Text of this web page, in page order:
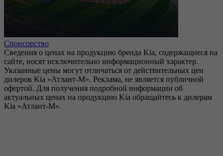
Спонсорство
Сведения о ценах на продукцию бренда Kia, содержащиеся на
сайте, носят исключительно информационный характер.
Указанные цены могут отличаться от действительных цен
дилеров Kia «Атлант-М». Реклама, не является публичной
офертой. Для получения подробной информации об
актуальных ценах на продукцию Kia обращайтесь к дилерам
Kia «Атлант-М».